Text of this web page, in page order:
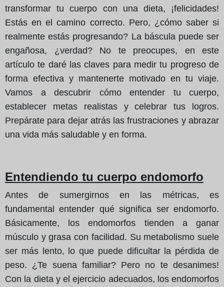
transformar tu cuerpo con una dieta, ¡felicidades!
Estás en el camino correcto. Pero, ¿cómo saber si
realmente estás progresando? La báscula puede ser
engañosa, ¿verdad? No te preocupes, en este
artículo te daré las claves para medir tu progreso de
forma efectiva y mantenerte motivado en tu viaje.
Vamos a descubrir cómo entender tu cuerpo,
establecer metas realistas y celebrar tus logros.
Prepárate para dejar atrás las frustraciones y abrazar
una vida más saludable y en forma.
Entendiendo tu cuerpo endomorfo
Antes de sumergirnos en las métricas, es
fundamental entender qué significa ser endomorfo.
Básicamente, los endomorfos tienden a ganar
músculo y grasa con facilidad. Su metabolismo suele
ser más lento, lo que puede dificultar la pérdida de
peso. ¿Te suena familiar? Pero no te desanimes!
Con la dieta y el ejercicio adecuados, los endomorfos